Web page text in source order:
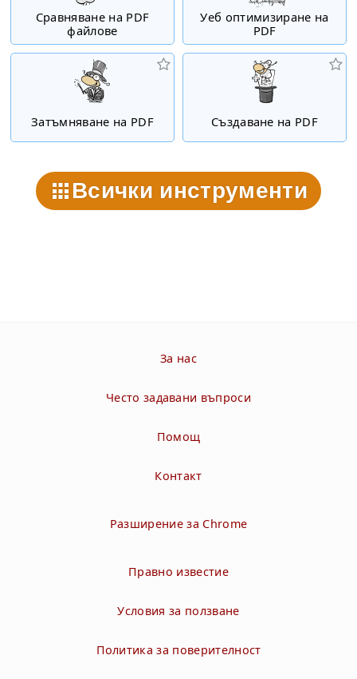
Сравняване на PDF
файлове
Уеб оптимизиране на
PDF
Затъмняване на PDF Създаване на PDF
Всички инструменти
За нас
Често задавани въпроси
Помощ
Контакт
Разширение за Chrome
Правно известие
Условия за ползване
Политика за поверителност